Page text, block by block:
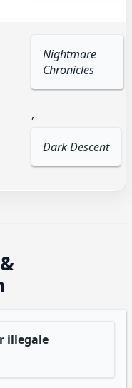
Nightmare
Chronicles
,
Dark Descent
illegale